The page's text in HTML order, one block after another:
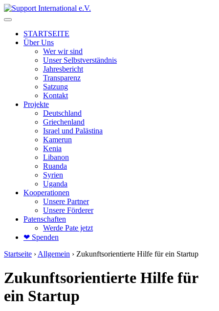
↓
Skip
Main
Content
STARTSEITE
Über Uns
Wer wir sind
Unser Selbstverständnis
Jahresbericht
Transparenz
Satzung
Kontakt
Projekte
Deutschland
Griechenland
Israel und Palästina
Kamerun
Kenia
Libanon
Ruanda
Syrien
Uganda
Kooperationen
Unsere Partner
Unsere Förderer
Patenschaften
Werde Pate jetzt
❤ Spenden
Startseite › Allgemein › Zukunftsorientierte Hilfe für ein Startup
Zukunftsorientierte Hilfe für
ein Startup